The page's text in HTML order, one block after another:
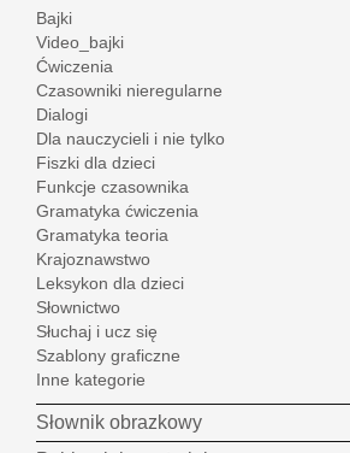
Bajki
Video_bajki
Ćwiczenia
Czasowniki nieregularne
Dialogi
Dla nauczycieli i nie tylko
Fiszki dla dzieci
Funkcje czasownika
Gramatyka ćwiczenia
Gramatyka teoria
Krajoznawstwo
Leksykon dla dzieci
Słownictwo
Słuchaj i ucz się
Szablony graficzne
Inne kategorie
Słownik obrazkowy